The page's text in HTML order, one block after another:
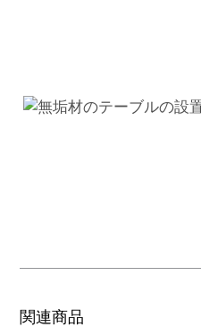
用
関連商品